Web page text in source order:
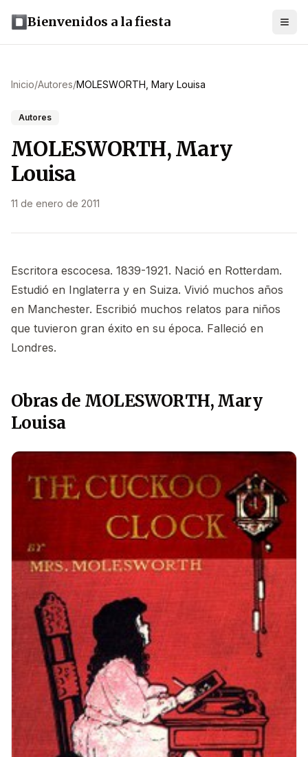
Bienvenidos a la fiesta
Inicio/Autores/MOLESWORTH, Mary Louisa
Autores
MOLESWORTH, Mary
Louisa
11 de enero de 2011
Escritora escocesa. 1839-1921. Nació en Rotterdam.
Estudió en Inglaterra y en Suiza. Vivió muchos años
en Manchester. Escribió muchos relatos para niños
que tuvieron gran éxito en su época. Falleció en
Londres.
Obras de MOLESWORTH, Mary
Louisa